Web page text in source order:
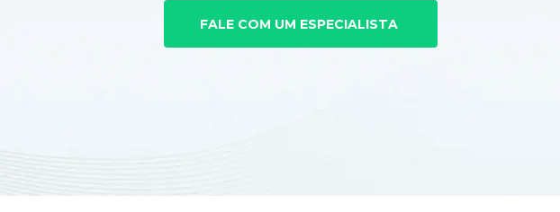
FALE COM UM ESPECIALISTA